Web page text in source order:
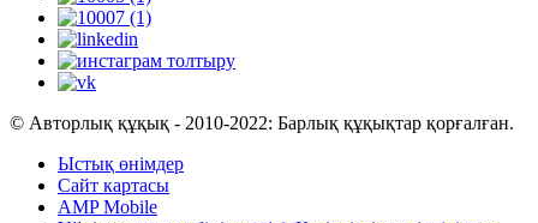
© Авторлық құқық - 2010-2022: Барлық құқықтар қорғалған.
Ыстық өнімдер
Сайт картасы
AMP Mobile